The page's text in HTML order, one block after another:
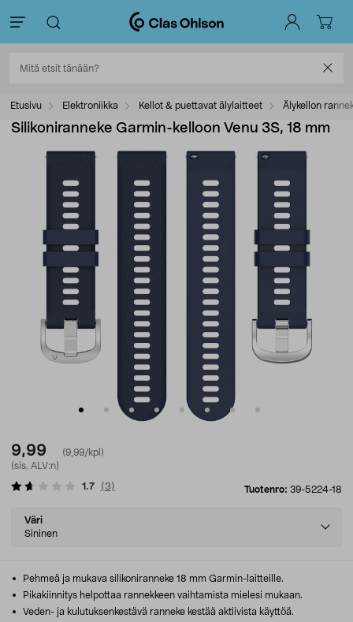
Etusivu Elektroniikka Kellot & puettavat älylaitteet Älykellon
Silikoniranneke Garmin-kelloon Venu 3S, 18 mm
9,99
(9,99/kpl)
(sis. ALV:n)
Tuotenro: 39-5224-18
1.7 (3)
Select
variant
Väri
Sininen
Pehmeä ja mukava silikoniranneke 18 mm Garmin-laitteille.
Pikakiinnitys helpottaa rannekkeen vaihtamista mielesi mukaan.
Veden- ja kulutuksenkestävä ranneke kestää aktiivista käyttöä.